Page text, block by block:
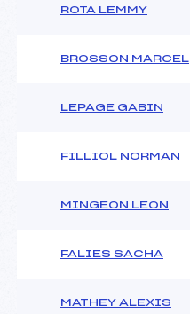
ROTA LEMMY
BROSSON MARCEL
LEPAGE GABIN
FILLIOL NORMAN
MINGEON LEON
FALIES SACHA
MATHEY ALEXIS